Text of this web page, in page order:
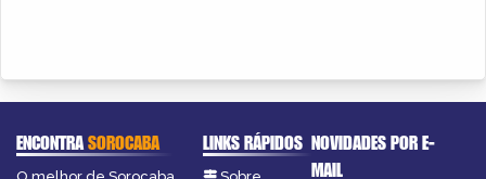
ENCONTRASOROCABA LINKS RÁPIDOS NOVIDADES POR E-
MAIL